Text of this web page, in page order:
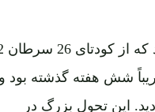
تقریباً شش هفته گذشته بود
این تحول بزرگ در